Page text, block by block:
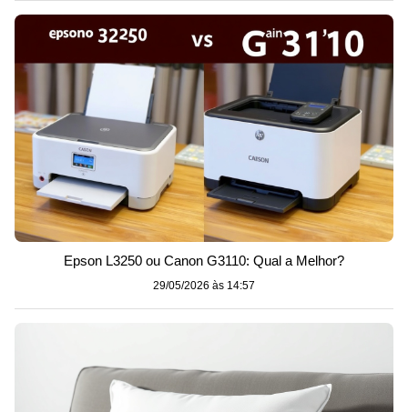
Epson L3250 ou Canon G3110: Qual a Melhor?
29/05/2026 às 14:57